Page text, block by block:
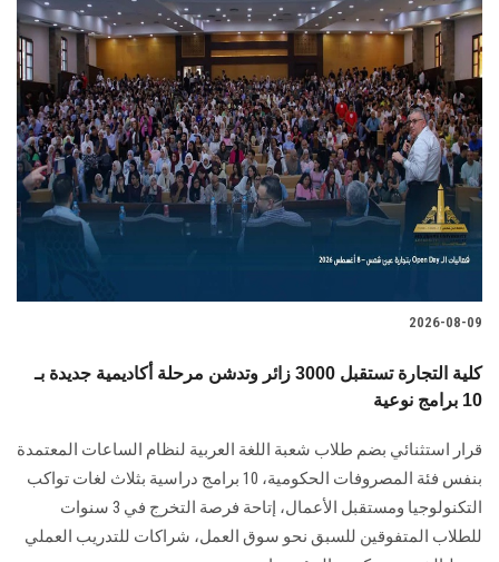
2026-08-09
كلية التجارة تستقبل 3000 زائر وتدشن مرحلة أكاديمية جديدة بـ
10 برامج نوعية
قرار استثنائي بضم طلاب شعبة اللغة العربية لنظام الساعات المعتمدة
بنفس فئة المصروفات الحكومية، 10 برامج دراسية بثلاث لغات تواكب
التكنولوجيا ومستقبل الأعمال، إتاحة فرصة التخرج في 3 سنوات
للطلاب المتفوقين للسبق نحو سوق العمل، شراكات للتدريب العملي